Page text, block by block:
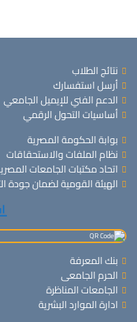
نتائج الطلاب
أرسل استفسارك
الدعم الفني للإيميل الجامعي
أساسيات التحول الرقمي
بوابة الحكومة المصرية
نظام الملفات والاستحقاقات
اتحاد مكتبات الجامعات
الهيئة القومية لضمان جودة
بنك المعرفة
الحرم الجامعى
الجامعات المناظرة
ادارة الموارد البشرية